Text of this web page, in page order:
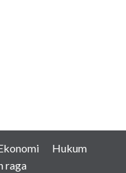
Hukum
raga